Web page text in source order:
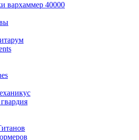
вархаммер 40000